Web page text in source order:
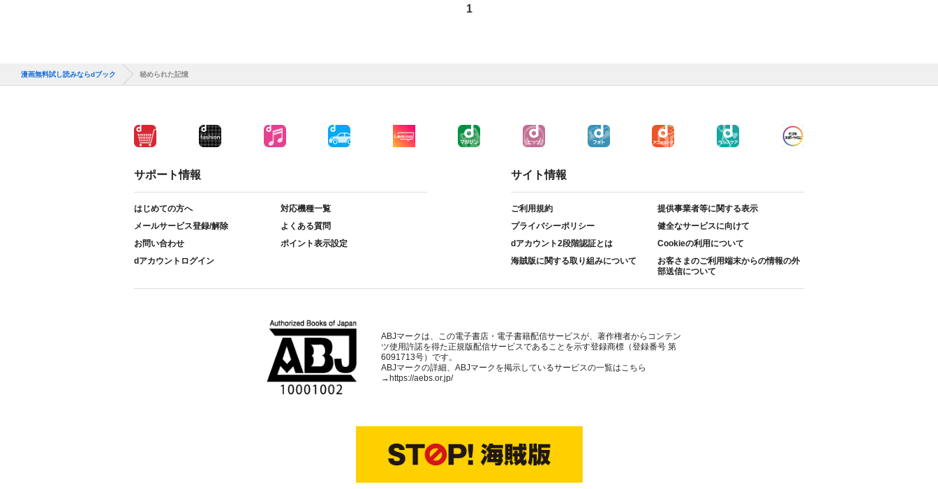
1
漫画無料試し読みならdブック 秘められた記憶
サポート情報
はじめての方へ
対応機種一覧
メールサービス登録/解除
よくある質問
お問い合わせ
ポイント表示設定
dアカウントログイン
サイト情報
ご利用規約
提供事業者等に関する表示
プライバシーポリシー
健全なサービスに向けて
dアカウント2段階認証とは
Cookieの利用について
海賊版に関する取り組みについて
お客さまのご利用端末からの情報の外
部送信について
ABJマークは、この電子書店・電子書籍配信サービスが、著作権者からコンテン
ツ使用許諾を得た正規版配信サービスであることを示す登録商標（登録番号 第
6091713号）です。
ABJマークの詳細、ABJマークを掲示しているサービスの一覧はこちら
→ https://aebs.or.jp/